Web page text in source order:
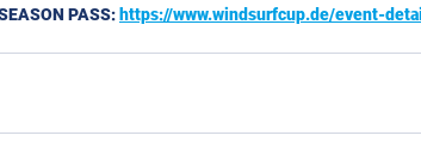
PASS: https://www.windsurfcup.de/event-